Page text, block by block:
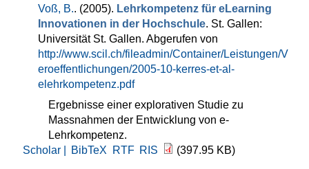
Voß, B.. (2005). Lehrkompetenz für eLearning
Innovationen in der Hochschule. St. Gallen:
Universität St. Gallen. Abgerufen von
http://www.scil.ch/fileadmin/Container/Leistungen/V
eroeffentlichungen/2005-10-kerres-et-al-
elehrkompetenz.pdf
Ergebnisse einer explorativen Studie zu
Massnahmen der Entwicklung von e-
Lehrkompetenz.
Scholar |
BibTeX RTF RIS (397.95 KB)